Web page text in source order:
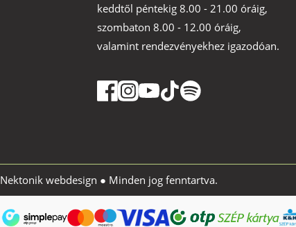
keddtől péntekig 8.00 - 21.00 óráig,
szombaton 8.00 - 12.00 óráig,
valamint rendezvényekhez igazodóan.
Nektonik webdesign ● Minden jog fenntartva.